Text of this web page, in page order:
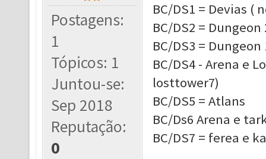
Postagens:
1
Tópicos: 1
Juntou-se:
Sep 2018
Reputação:
0
BC/DS1 = Devias (
BC/DS2 =
BC/DS3 =
BC/DS4 - Arena e
losttower7)
BC/DS5 = Atlans
BC/Ds6 Arena e
BC/DS7 = ferea e